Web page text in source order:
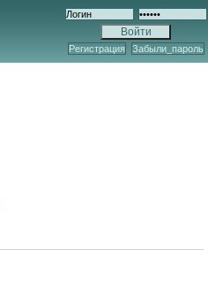
Регистрация Забыли_пароль